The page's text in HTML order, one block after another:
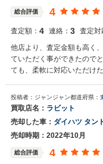
総合評価 4
査定額： 4 連絡： 3 査定対
他店より、査定金額も高く
ていただく事ができたので
ても、柔軟に対応いただけ
投稿者：ジャンジャン都道府県：
買取店名： ラビット
売却した車： ダイハツ タン
売却時期：2022年10月
総合評価 4